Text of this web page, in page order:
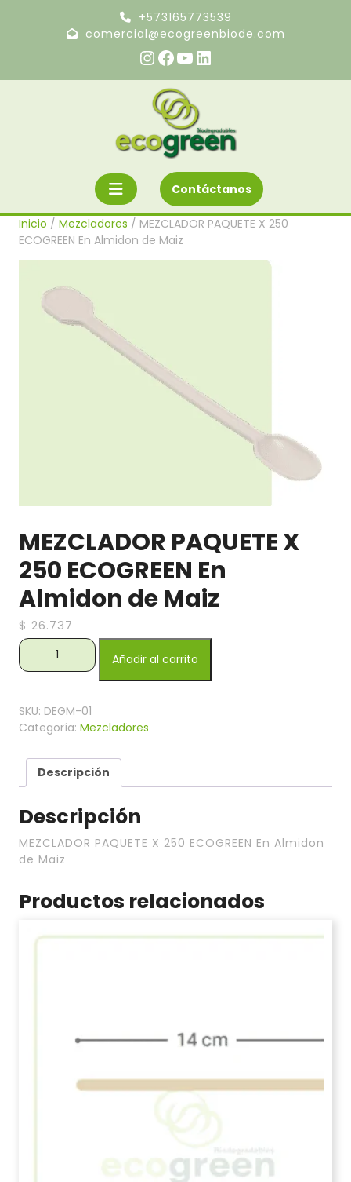
+573165773539
comercial@ecogreenbiode.com
Instagram
Facebook
YouTube
LinkedIn
Botón
«Abrir»
ContáctanosSolicite
un
presupuesto
Inicio / Mezcladores / MEZCLADOR PAQUETE X 250
ECOGREEN En Almidon de Maiz
MEZCLADOR PAQUETE X
250 ECOGREEN En
Almidon de Maiz
$ 26.737
MEZCLADOR PAQUETE X 250 ECOGREEN En Almidon de
Maiz cantidad
Añadir al carrito
SKU: DEGM-01
Categoría: Mezcladores
Descripción
Descripción
MEZCLADOR PAQUETE X 250 ECOGREEN En Almidon
de Maiz
Productos relacionados